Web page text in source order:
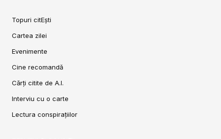
Topuri citEști
Cartea zilei
Evenimente
Cine recomandă
Cărți citite de A.I.
Interviu cu o carte
Lectura conspirațiilor